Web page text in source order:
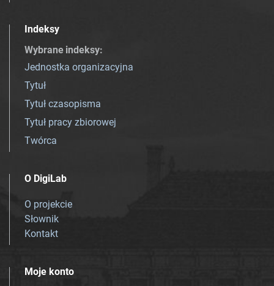
Indeksy
Wybrane indeksy:
Jednostka organizacyjna
Tytuł
Tytuł czasopisma
Tytuł pracy zbiorowej
Twórca
O DigiLab
O projekcie
Słownik
Kontakt
Moje konto